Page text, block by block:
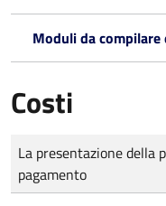
Moduli da
Costi
Tipo di pagamento
Importo
La presentazione della
pagamento